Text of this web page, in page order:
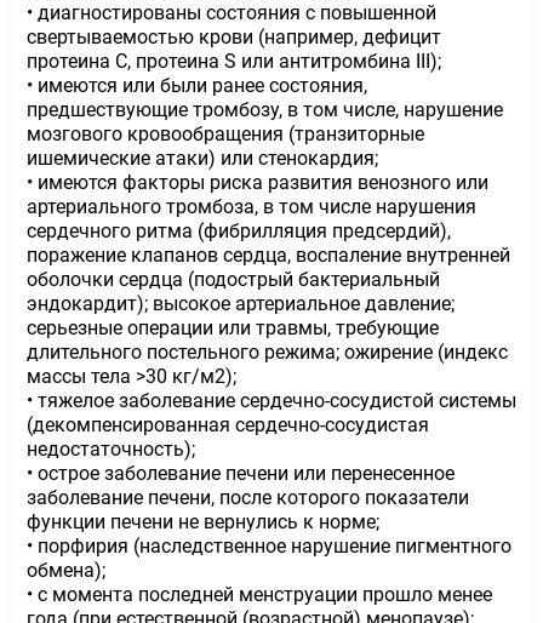
• диагностированы состояния с повышенной
свертываемостью крови (например, дефицит
протеина С, протеина S или антитромбина III);
• имеются или были ранее состояния,
предшествующие тромбозу, в том числе, нарушение
мозгового кровообращения (транзиторные
ишемические атаки) или стенокардия;
• имеются факторы риска развития венозного или
артериального тромбоза, в том числе нарушения
сердечного ритма (фибрилляция предсердий),
поражение клапанов сердца, воспаление внутренней
оболочки сердца (подострый бактериальный
эндокардит); высокое артериальное давление;
серьезные операции или травмы, требующие
длительного постельного режима; ожирение (индекс
массы тела >30 кг/м2);
• тяжелое заболевание сердечно-сосудистой системы
(декомпенсированная сердечно-сосудистая
недостаточность);
• острое заболевание печени или перенесенное
заболевание печени, после которого показатели
функции печени не вернулись к норме;
• порфирия (наследственное нарушение пигментного
обмена);
• с момента последней менструации прошло менее